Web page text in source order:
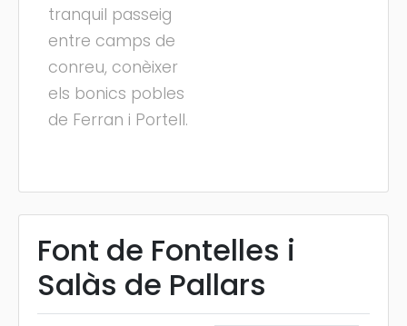
tranquil passeig
entre camps de
conreu, conèixer
els bonics pobles
de Ferran i Portell.
Font de Fontelles i
Salàs de Pallars